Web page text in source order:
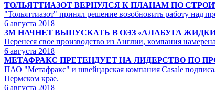
ТОЛЬЯТТИАЗОТ ВЕРНУЛСЯ К ПЛАНАМ ПО
"Тольяттиазот" принял решение возобновить работу над
6 августа 2018
3М НАЧНЕТ ВЫПУСКАТЬ В ОЭЗ «АЛАБУГА
Перенеся свое производство из Англии, компания
6 августа 2018
МЕТАФРАКС ПРЕТЕНДУЕТ НА ЛИДЕРСТВО ПО
ПАО "Метафракс" и швейцарская компания Casale
Пермском крае.
6 августа 2018